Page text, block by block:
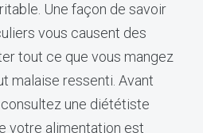
Une façon de savoir
vous causent des
tout ce que vous mangez
malaise ressenti. Avant
consultez une diététiste
votre alimentation est